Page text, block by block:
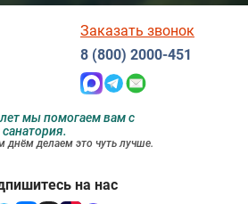
на нас
мы помогаем вам с
днём делаем это чуть лучше.
Заказать звонок
8 (800) 2000-451